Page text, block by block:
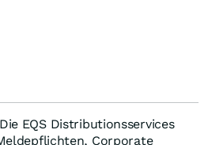
EQS Distributionsservices
Corporate